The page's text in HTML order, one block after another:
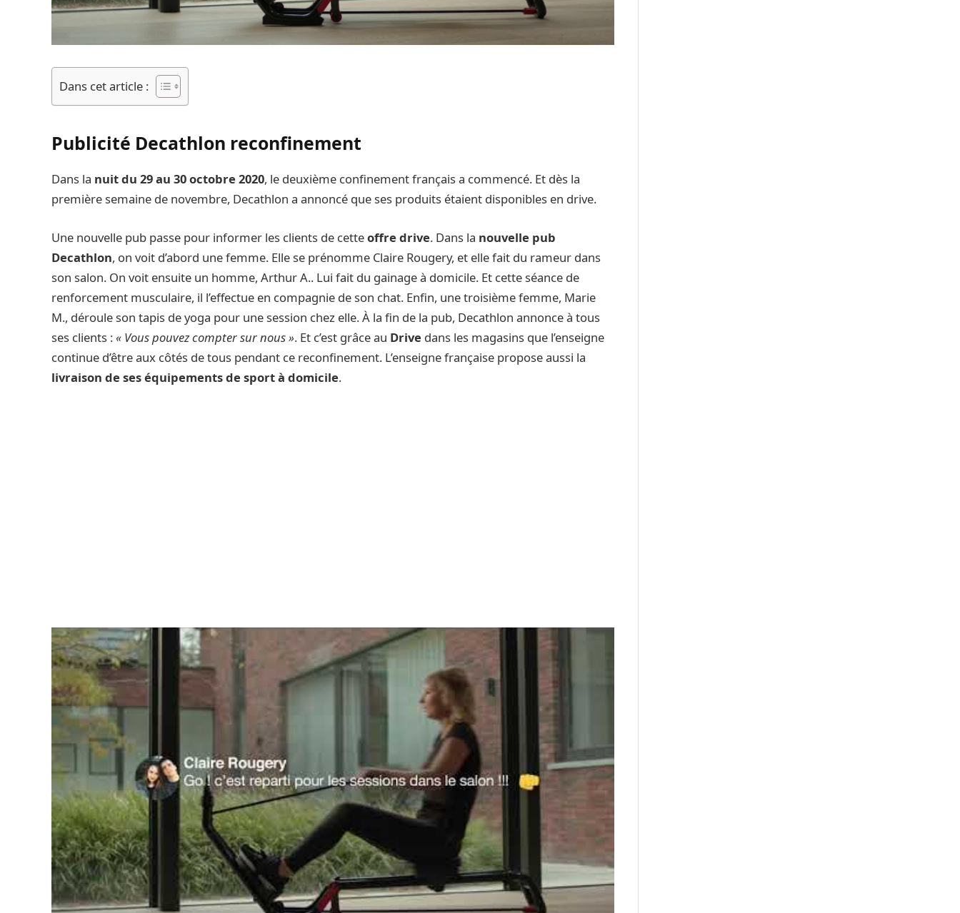
Dans cet article :
Publicité Decathlon reconfinement
Dans la nuit du 29 au 30 octobre 2020, le deuxième confinement français a commencé. Et dès la
première semaine de novembre, Decathlon a annoncé que ses produits étaient disponibles en drive.
Une nouvelle pub passe pour informer les clients de cetteoffre drive. Dans la nouvelle pub
Decathlon, on voit d’abord une femme. Elle se prénomme Claire Rougery, et elle fait du rameur dans
son salon. On voit ensuite un homme, Arthur A.. Lui fait du gainage à domicile. Et cette séance de
renforcement musculaire, il l’effectue en compagnie de son chat. Enfin, une troisième femme, Marie
M., déroule son tapis de yoga pour une session chez elle. À la fin de la pub, Decathlon annonce à tous
ses clients :« Vous pouvez compter sur nous ». Et c’est grâce au Drive dans les magasins que l’enseigne
continue d’être aux côtés de tous pendant ce reconfinement. L’enseigne française propose aussi la
livraison de ses équipements de sport à domicile.